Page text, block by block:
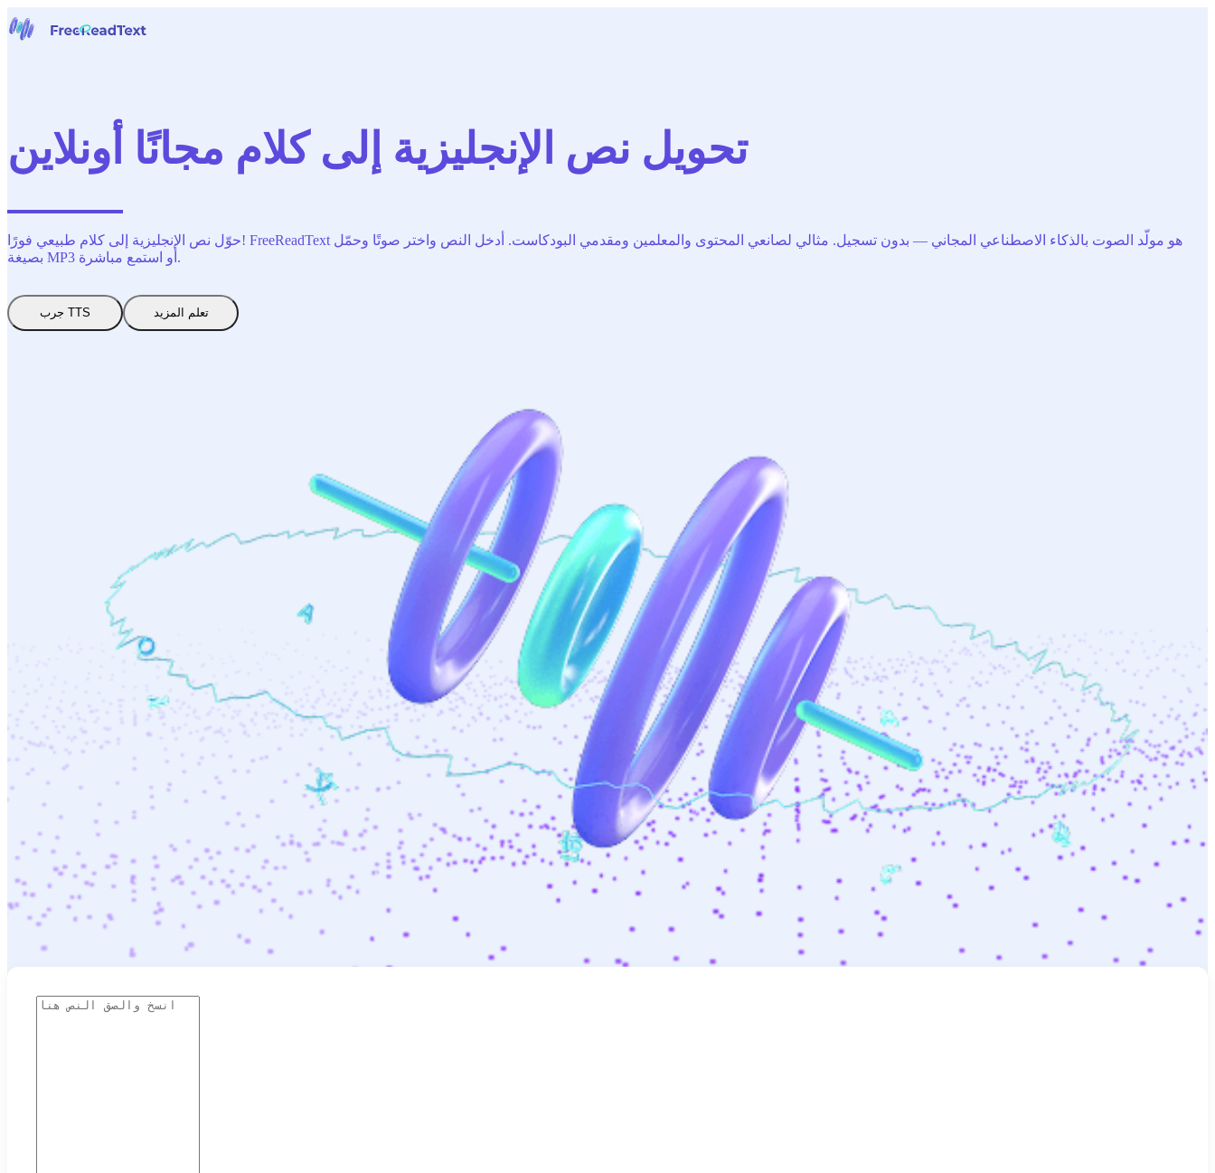
أخبار
الأسعار
اتصل بنا
تحويل نص الإنجليزية إلى كلام مجانًا أونلاين
حوّل نص الإنجليزية إلى كلام طبيعي فورًا! FreeReadText هو مولّد الصوت بالذكاء الاصطناعي المجاني — بدون تسجيل. مثالي لصانعي المحتوى والمعلمين ومقدمي البودكاست. أدخل النص واختر صوتًا وحمّل
بصيغة MP3 أو استمع مباشرة.
جرب TTS تعلم المزيد